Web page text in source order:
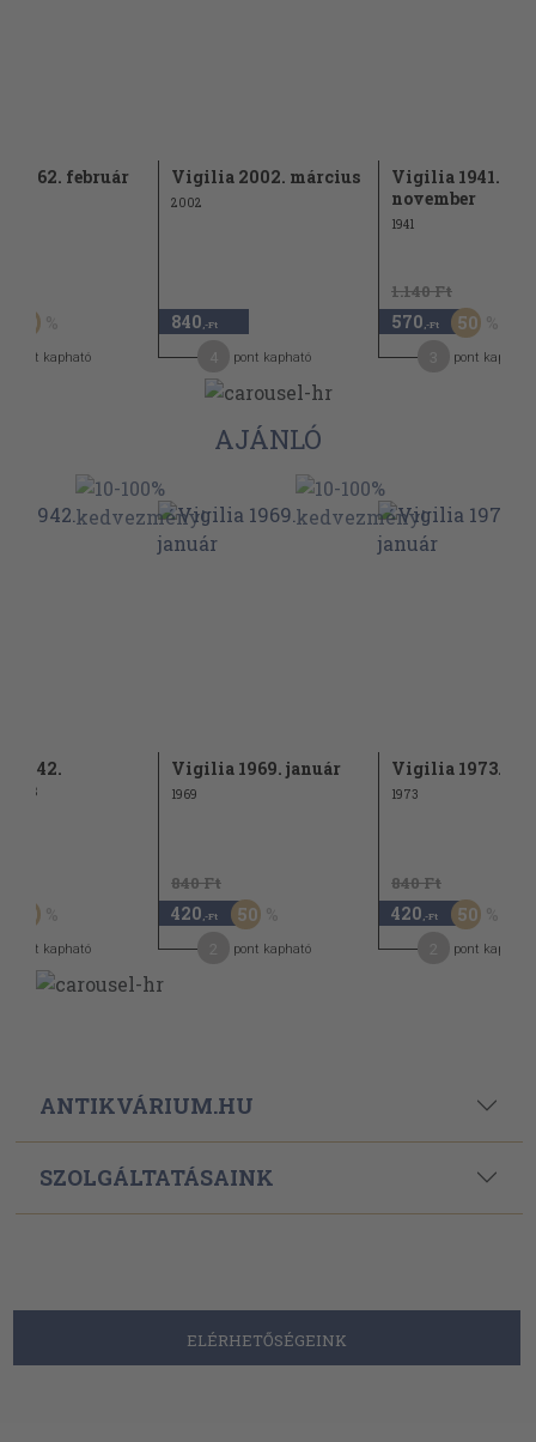
1962. február
50
pont kapható
Vigilia 2002. március
2002
840 ,-Ft
pont kapható
Vigilia 1941.
november
1941
1.140 Ft
570 ,-Ft 50
pont kapható
AJÁNLÓ
1942.
50
pont kapható
Vigilia 1969. január
1969
840 Ft
420 ,-Ft 50
pont kapható
Vigilia 1973.
1973
840 Ft
420 ,-Ft 50
pont kapható
ANTIKVÁRIUM.HU
SZOLGÁLTATÁSAINK
ELÉRHETŐSÉGEINK